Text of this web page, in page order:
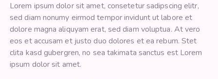
Lorem ipsum dolor sit amet, consetetur sadipscing elitr,
sed diam nonumy eirmod tempor invidunt ut labore et
dolore magna aliquyam erat, sed diam voluptua. At vero
eos et accusam et justo duo dolores et ea rebum. Stet
clita kasd gubergren, no sea takimata sanctus est Lorem
ipsum dolor sit amet.